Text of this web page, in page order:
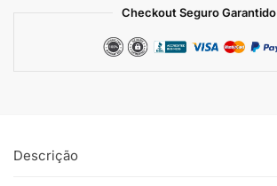
Checkout Seguro Garantido
Descrição